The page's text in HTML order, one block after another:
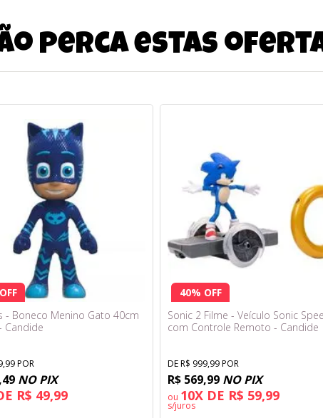
perca estas
- Boneco Menino Gato 40cm
Candide
POR
NO PIX
R$ 49,99
40% OFF
Sonic 2 Filme - Veículo Sonic
com Controle Remoto - Candide
DE R$ 999,99 POR
R$ 569,99 NO PIX
ou 10X DE R$ 59,99
s/juros